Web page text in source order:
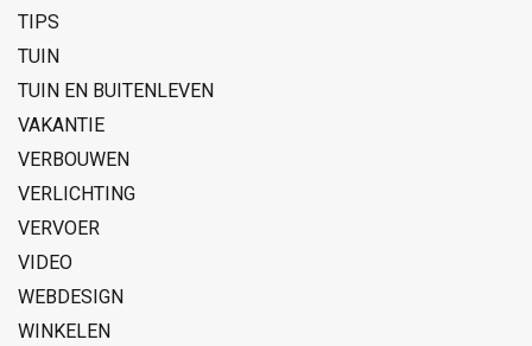
TIPS
TUIN
TUIN EN BUITENLEVEN
VAKANTIE
VERBOUWEN
VERLICHTING
VERVOER
VIDEO
WEBDESIGN
WINKELEN